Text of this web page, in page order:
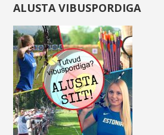
ALUSTA VIBUSPORDIGA